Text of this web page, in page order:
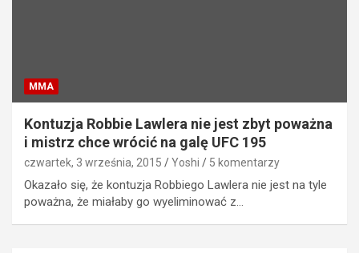
MMA
Kontuzja Robbie Lawlera nie jest zbyt poważna
i mistrz chce wrócić na galę UFC 195
czwartek, 3 września, 2015 Yoshi 5 komentarzy
Okazało się, że kontuzja Robbiego Lawlera nie jest na tyle
poważna, że miałaby go wyeliminować z…